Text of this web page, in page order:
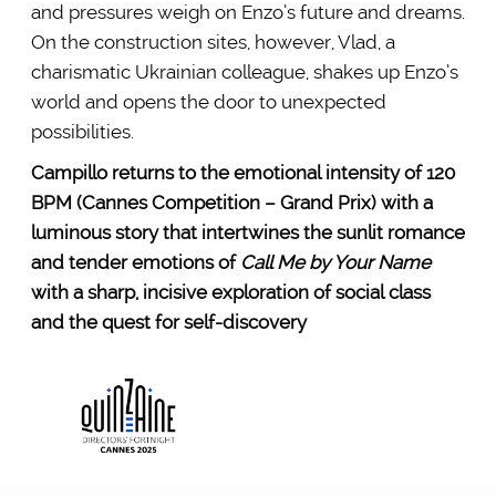
and pressures weigh on Enzo’s future and dreams.
On the construction sites, however, Vlad, a
charismatic Ukrainian colleague, shakes up Enzo’s
world and opens the door to unexpected
possibilities.
Campillo returns to the emotional intensity of 120
BPM (Cannes Competition – Grand Prix) with a
luminous story that intertwines the sunlit romance
and tender emotions of Call Me by Your Name
with a sharp, incisive exploration of social class
and the quest for self-discovery